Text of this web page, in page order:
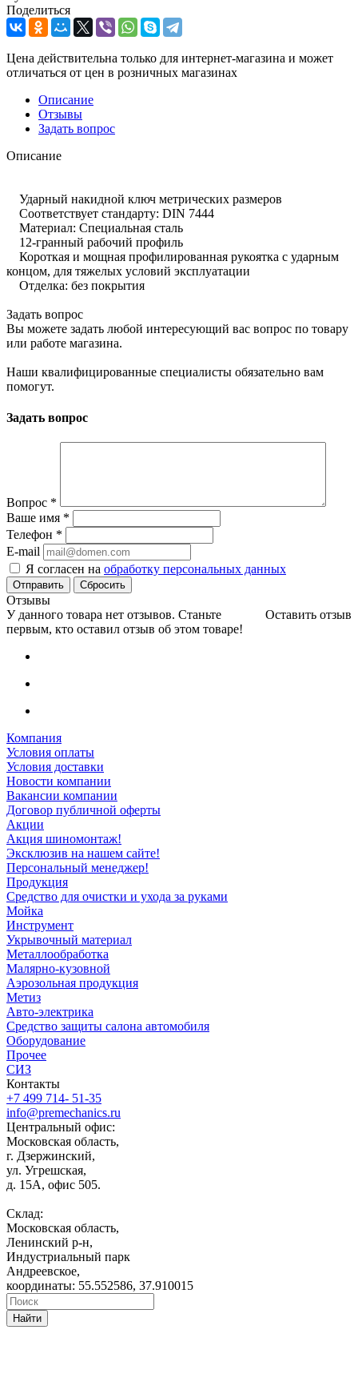
Поделиться
Цена действительна только для интернет-магазина и может
отличаться от цен в розничных магазинах
Описание
Отзывы
Задать вопрос
Описание
Ударный накидной ключ метрических размеров
Соответствует стандарту: DIN 7444
Материал: Специальная сталь
12-гранный рабочий профиль
Короткая и мощная профилированная рукоятка с ударным
концом, для тяжелых условий эксплуатации
Отделка: без покрытия
Задать вопрос
Вы можете задать любой интересующий вас вопрос по товару
или работе магазина.
Наши квалифицированные специалисты обязательно вам
помогут.
Задать вопрос
Вопрос *
Ваше имя *
Телефон *
E-mail
Я согласен на обработку персональных данных
Сбросить
Отзывы
Оставить отзыв
У данного товара нет отзывов. Станьте
первым, кто оставил отзыв об этом товаре!
Компания
Условия оплаты
Условия доставки
Новости компании
Вакансии компании
Договор публичной оферты
Акции
Акция шиномонтаж!
Эксклюзив на нашем сайте!
Персональный менеджер!
Продукция
Средство для очистки и ухода за руками
Мойка
Инструмент
Укрывочный материал
Металлообработка
Малярно-кузовной
Аэрозольная продукция
Метиз
Авто-электрика
Средство защиты салона автомобиля
Оборудование
Прочее
СИЗ
Контакты
+7 499 714- 51-35
info@premechanics.ru
Центральный офис:
Московская область,
г. Дзержинский,
ул. Угрешская,
д. 15А, офис 505.
Склад:
Московская область,
Ленинский р-н,
Индустриальный парк
Андреевское,
координаты: 55.552586, 37.910015
Найти